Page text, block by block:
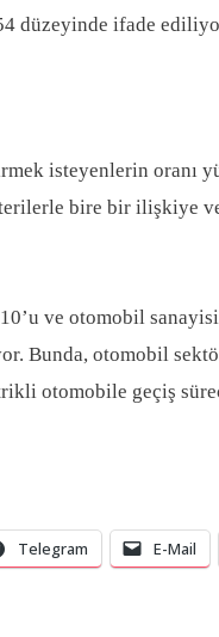
düzeyinde ifade
isteyenlerin oranı
bire bir ilişkiye
ve otomobil
Bunda, otomobil
otomobile geçiş
Telegram E-Mail